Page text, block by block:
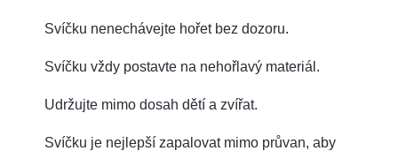
Svíčku nenechávejte hořet bez dozoru.
Svíčku vždy postavte na nehořlavý materiál.
Udržujte mimo dosah dětí a zvířat.
Svíčku je nejlepší zapalovat mimo průvan, aby